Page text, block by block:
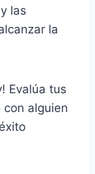
las
la
Evalúa tus
alguien